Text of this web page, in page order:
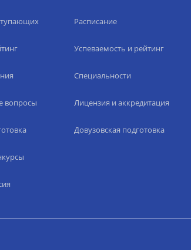
вопросы
Расписание
Успеваемость и рейтинг
Специальности
Лицензия и аккредитация
Довузовская подготовка